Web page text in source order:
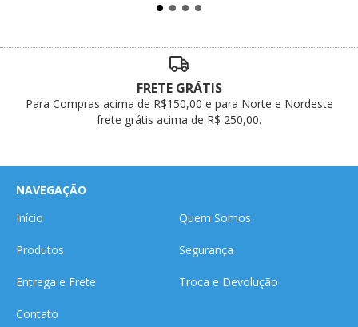
FRETE GRÁTIS
Para Compras acima de R$150,00 e para Norte e Nordeste
frete grátis acima de R$ 250,00.
NAVEGAÇÃO
Início
Quem Somos
Produtos Segurança
Entrega e Frete Troca e Devolução
Contato